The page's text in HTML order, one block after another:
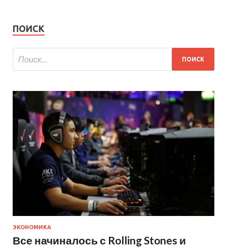
ПОИСК
ЭКОНОМИКА
Все начиналось с Rolling Stones и